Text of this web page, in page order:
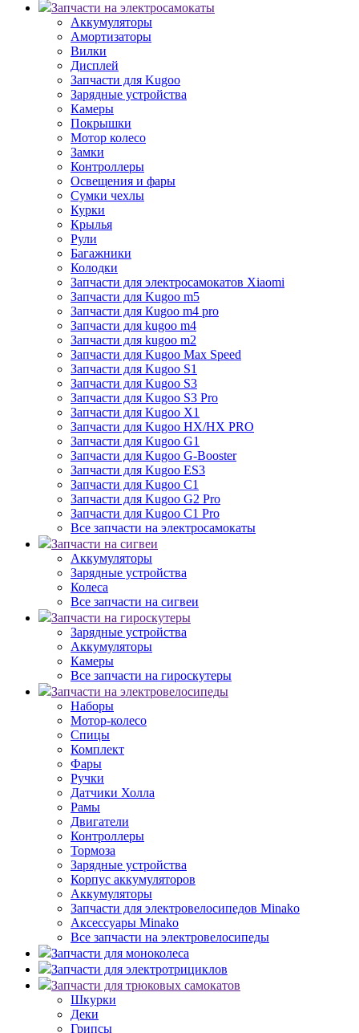
Запчасти на электросамокаты
Аккумуляторы
Амортизаторы
Вилки
Дисплей
Запчасти для Kugoo
Зарядные устройства
Камеры
Покрышки
Мотор колесо
Замки
Контроллеры
Освещения и фары
Сумки чехлы
Курки
Крылья
Рули
Багажники
Колодки
Запчасти для электросамокатов Xiaomi
Запчасти для Kugoo m5
Запчасти для Кugoo m4 pro
Запчасти для kugoo m4
Запчасти для kugoo m2
Запчасти для Kugoo Max Speed
Запчасти для Kugoo S1
Запчасти для Kugoo S3
Запчасти для Kugoo S3 Pro
Запчасти для Kugoo X1
Запчасти для Kugoo HX/HX PRO
Запчасти для Kugoo G1
Запчасти для Kugoo G-Booster
Запчасти для Kugoo ES3
Запчасти для Kugoo C1
Запчасти для Kugoo G2 Pro
Запчасти для Kugoo C1 Pro
Все запчасти на электросамокаты
Запчасти на сигвеи
Аккумуляторы
Зарядные устройства
Колеса
Все запчасти на сигвеи
Запчасти на гироскутеры
Зарядные устройства
Аккумуляторы
Камеры
Все запчасти на гироскутеры
Запчасти на электровелосипеды
Наборы
Мотор-колесо
Спицы
Комплект
Фары
Ручки
Датчики Холла
Рамы
Двигатели
Контроллеры
Тормоза
Зарядные устройства
Корпус аккумуляторов
Аккумуляторы
Запчасти для электровелосипедов Minako
Аксессуары Minako
Все запчасти на электровелосипеды
Запчасти для моноколеса
Запчасти для электротрициклов
Запчасти для трюковых самокатов
Шкурки
Деки
Грипсы